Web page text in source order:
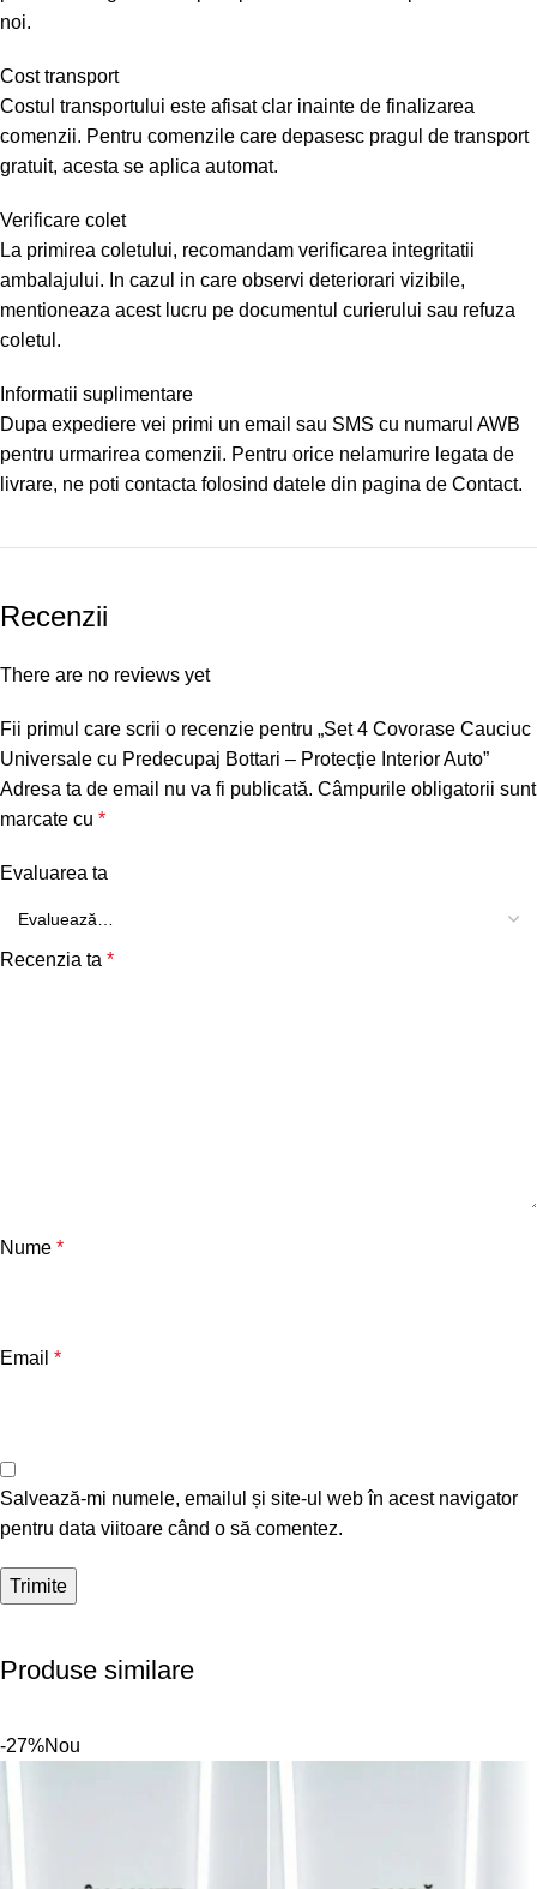
noi.
Cost transport
Costul transportului este afisat clar inainte de finalizarea
comenzii. Pentru comenzile care depasesc pragul de transport
gratuit, acesta se aplica automat.
Verificare colet
La primirea coletului, recomandam verificarea integritatii
ambalajului. In cazul in care observi deteriorari vizibile,
mentioneaza acest lucru pe documentul curierului sau refuza
coletul.
Informatii suplimentare
Dupa expediere vei primi un email sau SMS cu numarul AWB
pentru urmarirea comenzii. Pentru orice nelamurire legata de
livrare, ne poti contacta folosind datele din pagina de Contact.
Recenzii
There are no reviews yet
Fii primul care scrii o recenzie pentru „Set 4 Covorase Cauciuc
Universale cu Predecupaj Bottari – Protecție Interior Auto”
Adresa ta de email nu va fi publicată. Câmpurile obligatorii sunt
marcate cu *
Evaluarea ta
Recenzia ta *
Nume *
Email *
Salvează-mi numele, emailul și site-ul web în acest navigator
pentru data viitoare când o să comentez.
Produse similare
-27%Nou